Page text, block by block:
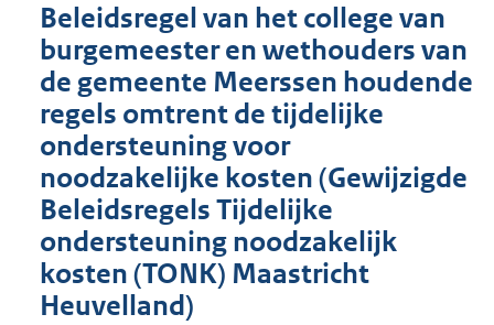
Beleidsregel van het college van
burgemeester en wethouders van
de gemeente Meerssen houdende
regels omtrent de tijdelijke
ondersteuning voor
noodzakelijke kosten (Gewijzigde
Beleidsregels Tijdelijke
ondersteuning noodzakelijk
kosten (TONK) Maastricht
Heuvelland)